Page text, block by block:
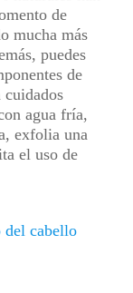
de
mucha más
puedes
de
cuidados
agua fría,
exfolia una
el uso de
del cabello